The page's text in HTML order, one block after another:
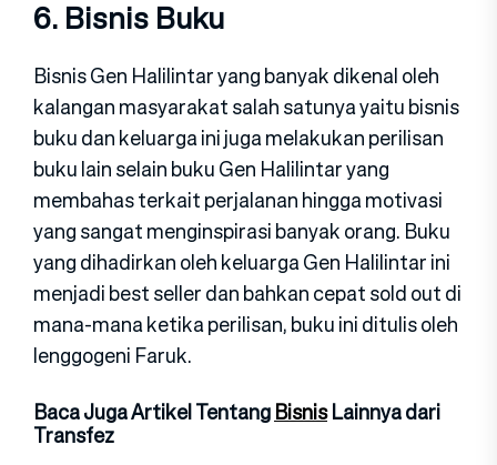
6. Bisnis Buku
Bisnis Gen Halilintar yang banyak dikenal oleh
kalangan masyarakat salah satunya yaitu bisnis
buku dan keluarga ini juga melakukan perilisan
buku lain selain buku Gen Halilintar yang
membahas terkait perjalanan hingga motivasi
yang sangat menginspirasi banyak orang. Buku
yang dihadirkan oleh keluarga Gen Halilintar ini
menjadi best seller dan bahkan cepat sold out di
mana-mana ketika perilisan, buku ini ditulis oleh
lenggogeni Faruk.
Baca Juga Artikel TentangBisnisLainnya dari
Transfez